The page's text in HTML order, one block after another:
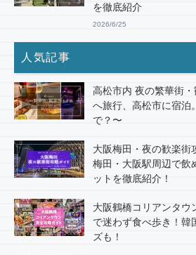
を徹底紹介
2026/6/25
人気記事
高松市内 夜の繁華街
へ旅行、高松市に宿泊
で？〜
大阪梅田・夜の歓楽街
梅田・大阪駅周辺で飲
ットを徹底紹介！
大阪鶴橋コリアンタウ
で迷わず食べ歩き！韓
ズも！